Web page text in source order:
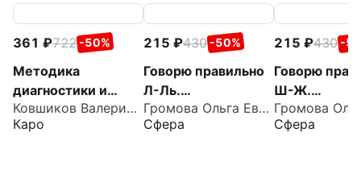
361 722 -50%
Методика
диагностики и
коррекции
нарушений
Ковшиков Валерий Анатольевич
Каро
215 430 -50%
Говорю правильно
Л-Ль.
Дидактический
материал для
Громова Ольга Евгеньевна
Сфера
215 430 -
Говорю
Ш-Ж.
материал
Сфера